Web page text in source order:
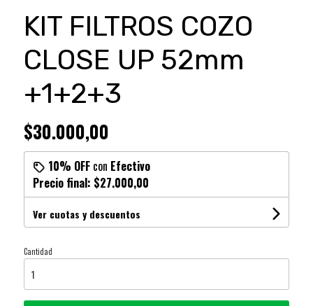
KIT FILTROS COZO
CLOSE UP 52mm
+1+2+3
$30.000,00
10% OFFcon Efectivo
Precio final: $27.000,00
Ver cuotas y descuentos
Cantidad